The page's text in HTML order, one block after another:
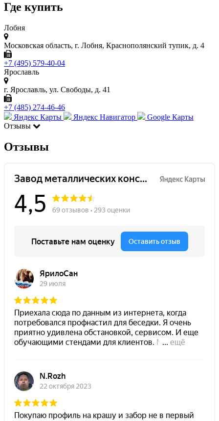
Где купить
Лобня
Московская область, г. Лобня, Краснополянский тупик, д. 4
+7 (495) 579-40-04
Ярославль
г. Ярославль, ул. Свободы, д. 41
+7 (485) 274-46-46
Яндекс Карты
Яндекс Навигатор
Google Карты
Отзывы
Отзывы